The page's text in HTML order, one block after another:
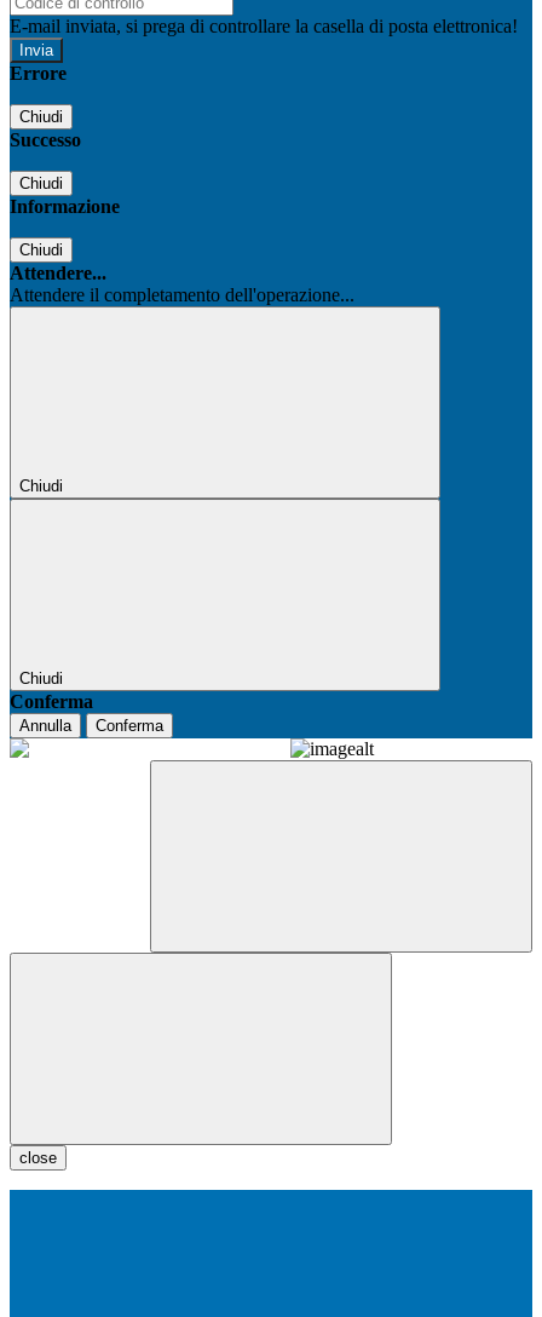
E-mail inviata, si prega di controllare la casella di posta elettronica!
Errore
Chiudi
Successo
Chiudi
Informazione
Chiudi
Attendere...
Attendere il completamento dell'operazione...
Chiudi
Chiudi
Conferma
Annulla Conferma
close